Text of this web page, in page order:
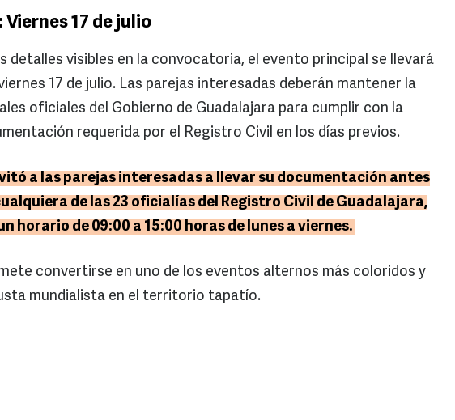
17 de julio
detalles visibles en la convocatoria, el evento principal se llevará
17 de julio. Las parejas interesadas deberán mantener la
oficiales del Gobierno de Guadalajara para cumplir con la
requerida por el Registro Civil en los días previos.
a las parejas interesadas a llevar su documentación antes
de las 23 oficialías del Registro Civil de Guadalajara,
horario de 09:00 a 15:00 horas de lunes a viernes.
convertirse en uno de los eventos alternos más coloridos y
mundialista en el territorio tapatío.